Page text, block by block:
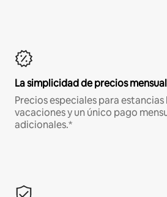
La simplicidad de precios
Precios especiales para
vacaciones y un único pago
adicionales.*